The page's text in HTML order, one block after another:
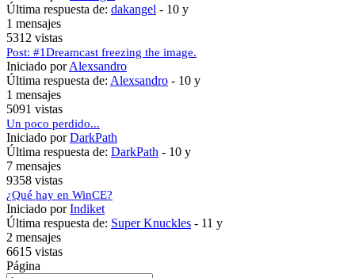
Última respuesta de: dakangel - 10 y
1 mensajes
5312 vistas
Post: #1Dreamcast freezing the image.
Iniciado porAlexsandro
Última respuesta de: Alexsandro - 10 y
1 mensajes
5091 vistas
Un poco perdido...
Iniciado porDarkPath
Última respuesta de: DarkPath - 10 y
7 mensajes
9358 vistas
¿Qué hay en WinCE?
Iniciado porIndiket
Última respuesta de: Super Knuckles - 11 y
2 mensajes
6615 vistas
Página